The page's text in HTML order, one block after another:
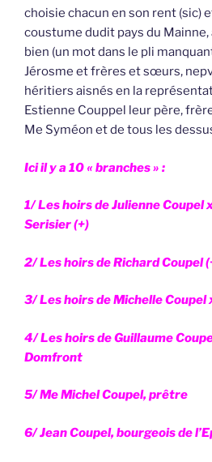
choisie chacun en son rent (sic)
coustume dudit pays du Mainne,
bien (un mot dans le pli
Jérosme et frères et sœurs,
héritiers aisnés en la
Estienne Couppel leur père,
Me Syméon et de tous les
Ici il y a 10 « branches » :
1/ Les hoirs de Julienne Coupel
Serisier (+)
2/ Les hoirs de Richard Coupel
3/ Les hoirs de Michelle Coupel
4/ Les hoirs de Guillaume
Domfront
5/ Me Michel Coupel, prêtre
6/ Jean Coupel, bourgeois de